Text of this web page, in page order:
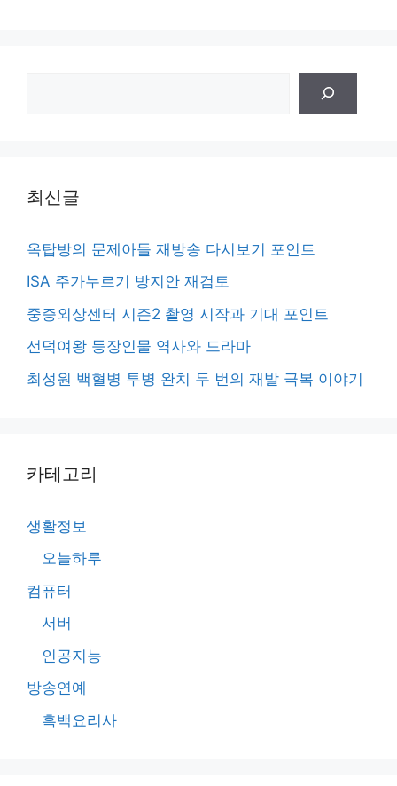
최신글
옥탑방의 문제아들 재방송 다시보기 포인트
ISA 주가누르기 방지안 재검토
중증외상센터 시즌2 촬영 시작과 기대 포인트
선덕여왕 등장인물 역사와 드라마
최성원 백혈병 투병 완치 두 번의 재발 극복 이야기
카테고리
생활정보
오늘하루
컴퓨터
서버
인공지능
방송연예
흑백요리사